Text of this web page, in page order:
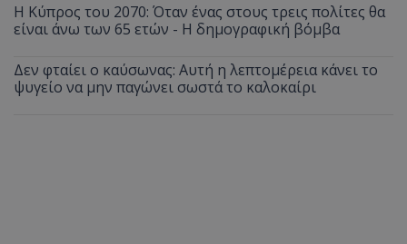
Η Κύπρος του 2070: Όταν ένας στους τρεις πολίτες θα
είναι άνω των 65 ετών - Η δημογραφική βόμβα
Δεν φταίει ο καύσωνας: Αυτή η λεπτομέρεια κάνει το
ψυγείο να μην παγώνει σωστά το καλοκαίρι